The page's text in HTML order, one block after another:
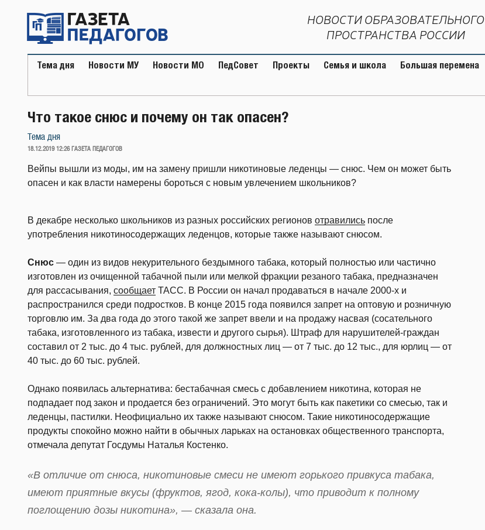
содержимому
НОВОСТИ ОБРАЗОВАТЕЛЬНОГО
ПРОСТРАНСТВА РОССИИ
Тема дня Новости МУ Новости МО ПедСовет Проекты Семья и школа Большая перемена
Что такое снюс и почему он так опасен?
Тема дня
ОПУБЛИКОВАНО
18.12.2019 12:26 ГАЗЕТА ПЕДАГОГОВ
Вейпы вышли из моды, им на замену пришли никотиновые леденцы — снюс. Чем он может быть
опасен и как власти намерены бороться с новым увлечением школьников?
В декабре несколько школьников из разных российских регионов отравились после
употребления никотиносодержащих леденцов, которые также называют снюсом.
Снюс — один из видов некурительного бездымного табака, который полностью или частично
изготовлен из очищенной табачной пыли или мелкой фракции резаного табака, предназначен
для рассасывания, сообщает ТАСС. В России он начал продаваться в начале 2000-х и
распространился среди подростков. В конце 2015 года появился запрет на оптовую и розничную
торговлю им. За два года до этого такой же запрет ввели и на продажу насвая (сосательного
табака, изготовленного из табака, извести и другого сырья). Штраф для нарушителей-граждан
составил от 2 тыс. до 4 тыс. рублей, для должностных лиц — от 7 тыс. до 12 тыс., для юрлиц — от
40 тыс. до 60 тыс. рублей.
Однако появилась альтернатива: бестабачная смесь с добавлением никотина, которая не
подпадает под закон и продается без ограничений. Это могут быть как пакетики со смесью, так и
леденцы, пастилки. Неофициально их также называют снюсом. Такие никотиносодержащие
продукты спокойно можно найти в обычных ларьках на остановках общественного транспорта,
отмечала депутат Госдумы Наталья Костенко.
«В отличие от снюса, никотиновые смеси не имеют горького привкуса табака,
имеют приятные вкусы (фруктов, ягод, кока-колы), что приводит к полному
поглощению дозы никотина», — сказала она.